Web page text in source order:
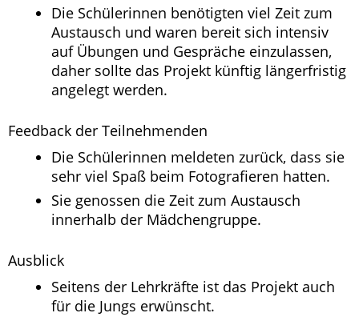
Die Schülerinnen benötigten viel Zeit zum
Austausch und waren bereit sich intensiv
auf Übungen und Gespräche einzulassen,
daher sollte das Projekt künftig längerfristig
angelegt werden.
Feedback der Teilnehmenden
Die Schülerinnen meldeten zurück, dass sie
sehr viel Spaß beim Fotografieren hatten.
Sie genossen die Zeit zum Austausch
innerhalb der Mädchengruppe.
Ausblick
Seitens der Lehrkräfte ist das Projekt auch
für die Jungs erwünscht.